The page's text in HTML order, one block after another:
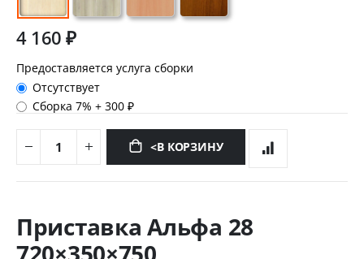
4 160 ₽
Предоставляется услуга сборки
Отсутствует
Сборка 7%+300 ₽
<В КОРЗИНУ
началу
галереи
изображений
Приставка Альфа 28